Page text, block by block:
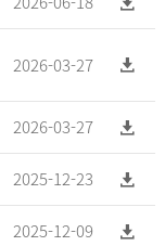
2026-03-27
2026-03-27
2025-12-23
2025-12-09